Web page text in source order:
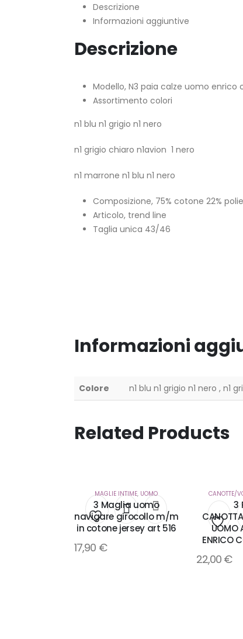
Descrizione
Informazioni aggiuntive
Descrizione
Modello, N3 paia calze uomo
Assortimento colori
n1 blu n1 grigio n1 nero
n1 grigio chiaro n1avion 1 nero
n1 marrone n1 blu n1 nero
Composizione, 75% cotone 22%
Articolo, trend line
Taglia unica 43/46
Informazioni
Colore n1 blu n1 grigio n1 nero , n1
Related Products
Aggiungi
alla
MAGLIE INTIME, UOMO
3 Maglia uomo
navigare girocollo m/m
in cotone jersey art 516
17,90 €
alla
CANOTTE/
3
UOMO
ENRICO
22,00 €